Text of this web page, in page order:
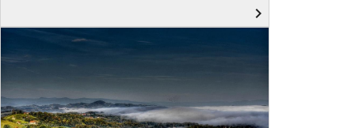
navigate_next